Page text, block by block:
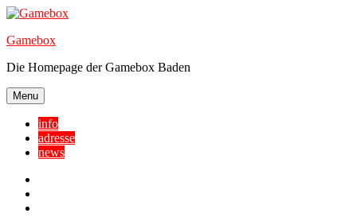
Skip
content
Gamebox
Die Homepage der Gamebox Baden
Menu
info
adresse
news